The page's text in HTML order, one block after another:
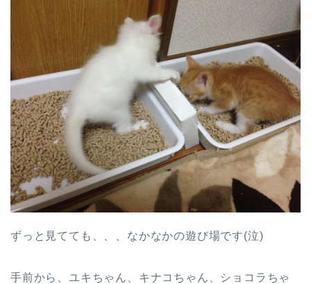
ずっと見てても、、、なかなかの遊び場です(泣)
手前から、ユキちゃん、キナコちゃん、ショコラちゃ